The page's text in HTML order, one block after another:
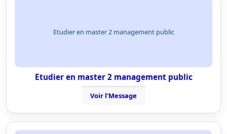
Etudier en master 2 management public
Etudier en master 2 management public
Voir l'Message